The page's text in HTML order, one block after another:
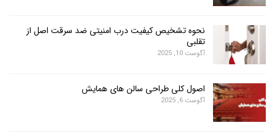
نحوه تشخیص کیفیت درب امنیتی ضد سرقت اصل از
تقلبی
آگوست 10, 2025
اصول کلی طراحی سالن های همایش
آگوست 6, 2025